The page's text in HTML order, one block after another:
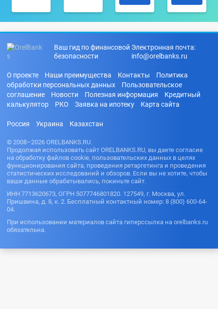
Ваш гид по финансовой
безопасности
Электронная почта:
info@orelbanks.ru
О проекте Наши преимущества Контакты
Политика
обработки персональных данных
Пользовательское
соглашение
Новости Полезная информация
Кредитный
калькулятор
РКО Заявка на ипотеку Карта сайта
Россия Украина Казахстан
© 2008–2026 ORELBANKS.RU.
Продолжая использовать сайт ORELBANKS.RU, вы даете согласие
на обработку файлов cookie, пользовательских данных в целях
функционирования сайта, проведения ретаргетинга и проведения
статистических исследований и обзоров. Если вы не хотите, чтобы
ваши данные обрабатывались, покиньте сайт.
ИНН 7713620673, ОГРН 5077746801820. 127549, г. Москва, ул.
Пришвина, д. 8, к. 2. Бесплатный контактный номер: 8 (800) 600-64-
04.
При использовании материалов сайта гиперссылка на orelbanks.ru
обязательна.